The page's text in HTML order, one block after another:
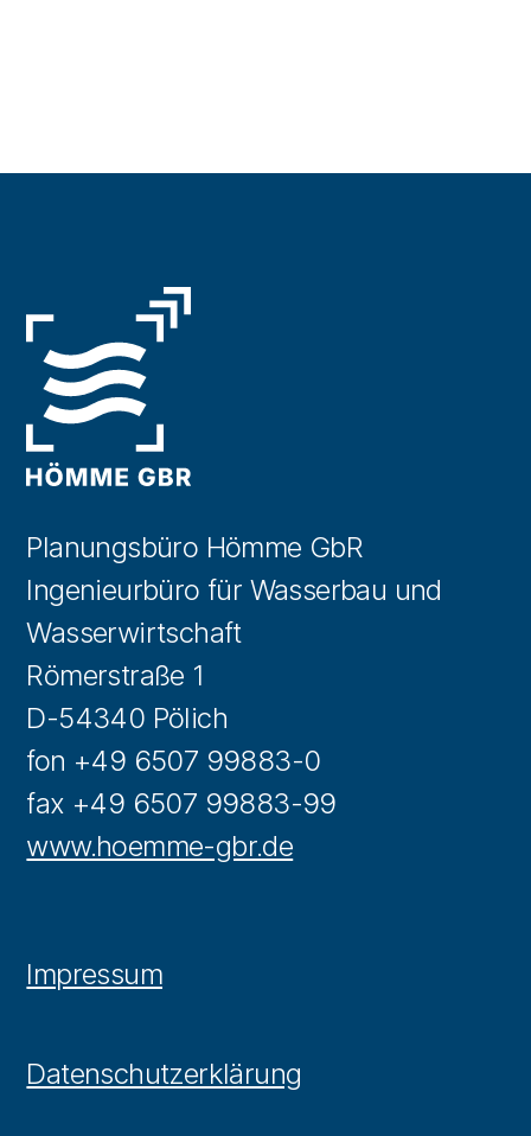
Planungsbüro Hömme GbR
Ingenieurbüro für Wasserbau und
Wasserwirtschaft
Römerstraße 1
D-54340 Pölich
fon +49 6507 99883-0
fax +49 6507 99883-99
www.hoemme-gbr.de
Impressum
Datenschutzerklärung